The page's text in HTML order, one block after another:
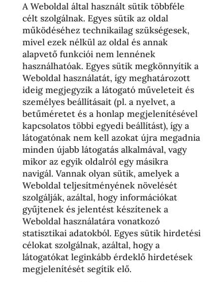
A Weboldal által használt sütik többféle
célt szolgálnak. Egyes sütik az oldal
működéséhez technikailag szükségesek,
mivel ezek nélkül az oldal és annak
alapvető funkciói nem lennének
használhatóak. Egyes sütik megkönnyítik a
Weboldal használatát, így meghatározott
ideig megjegyzik a látogató műveleteit és
személyes beállításait (pl. a nyelvet, a
betűméretet és a honlap megjelenítésével
kapcsolatos többi egyedi beállítást), így a
látogatónak nem kell azokat újra megadnia
minden újabb látogatás alkalmával, vagy
mikor az egyik oldalról egy másikra
navigál. Vannak olyan sütik, amelyek a
Weboldal teljesítményének növelését
szolgálják, azáltal, hogy információkat
gyűjtenek és jelentést készítenek a
Weboldal használatára vonatkozó
statisztikai adatokból. Egyes sütik hirdetési
célokat szolgálnak, azáltal, hogy a
látogatókat leginkább érdeklő hirdetések
megjelenítését segítik elő.